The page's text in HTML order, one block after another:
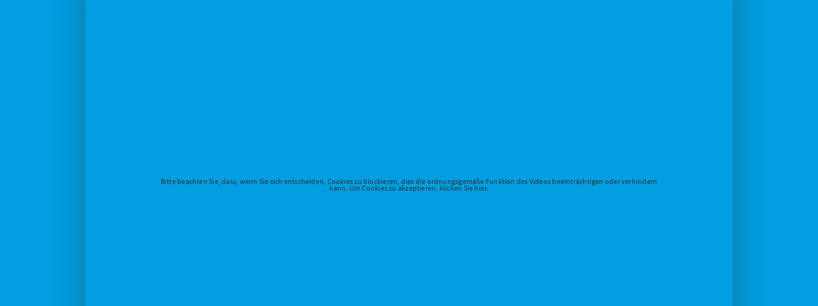
Bitte beachten Sie, dass, wenn Sie sich entscheiden, Cookies zu blockieren, dies die ordnungsgemäße Funktion des Videos beeinträchtigen oder verhindern
kann. Um Cookies zu akzeptieren, klicken Sie hier.